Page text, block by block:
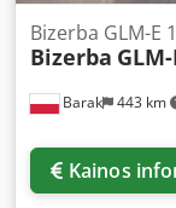
Barak 443 km
Bizerba GLM-E
Bizerba
Kainos